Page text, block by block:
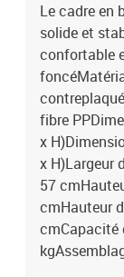
Le cadre en
solide et
confortable
fibre
x
x H)Largeur
57
cmHauteur
cmCapacité